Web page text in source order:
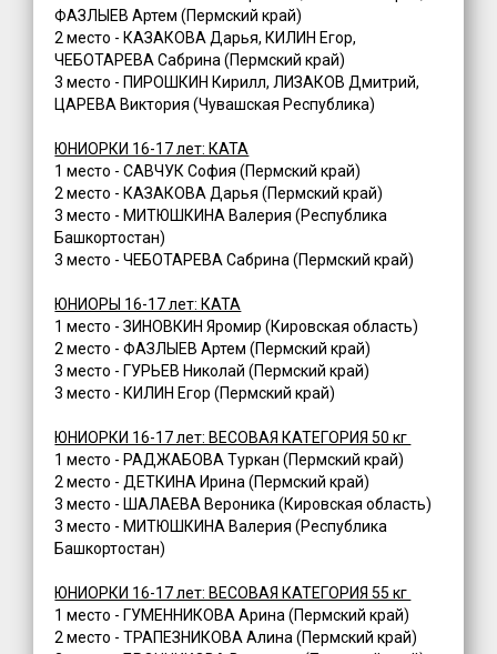
ФАЗЛЫЕВ Артем (Пермский край)
2 место - КАЗАКОВА Дарья, КИЛИН Егор,
ЧЕБОТАРЕВА Сабрина (Пермский край)
3 место - ПИРОШКИН Кирилл, ЛИЗАКОВ Дмитрий,
ЦАРЕВА Виктория (Чувашская Республика)
ЮНИОРКИ 16-17 лет: КАТА
1 место - САВЧУК София (Пермский край)
2 место - КАЗАКОВА Дарья (Пермский край)
3 место - МИТЮШКИНА Валерия (Республика
Башкортостан)
3 место - ЧЕБОТАРЕВА Сабрина (Пермский край)
ЮНИОРЫ 16-17 лет: КАТА
1 место - ЗИНОВКИН Яромир (Кировская область)
2 место - ФАЗЛЫЕВ Артем (Пермский край)
3 место - ГУРЬЕВ Николай (Пермский край)
3 место - КИЛИН Егор (Пермский край)
ЮНИОРКИ 16-17 лет: ВЕСОВАЯ КАТЕГОРИЯ 50 кг
1 место - РАДЖАБОВА Туркан (Пермский край)
2 место - ДЕТКИНА Ирина (Пермский край)
3 место - ШАЛАЕВА Вероника (Кировская область)
3 место - МИТЮШКИНА Валерия (Республика
Башкортостан)
ЮНИОРКИ 16-17 лет: ВЕСОВАЯ КАТЕГОРИЯ 55 кг
1 место - ГУМЕННИКОВА Арина (Пермский край)
2 место - ТРАПЕЗНИКОВА Алина (Пермский край)